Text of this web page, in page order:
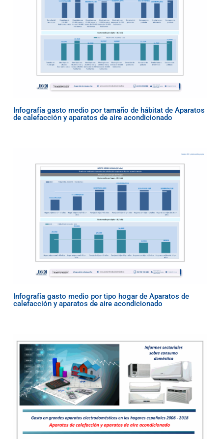
Infografía gasto medio por tamaño de hábitat de Aparatos
de calefacción y aparatos de aire acondicionado
Infografía gasto medio por tipo hogar de Aparatos de
calefacción y aparatos de aire acondicionado